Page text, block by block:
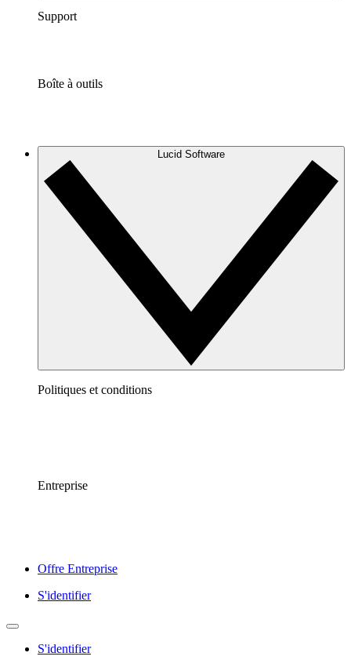
Support
Boîte à outils
Lucid Software
Politiques et conditions
Entreprise
Offre Entreprise
S'identifier
S'identifier